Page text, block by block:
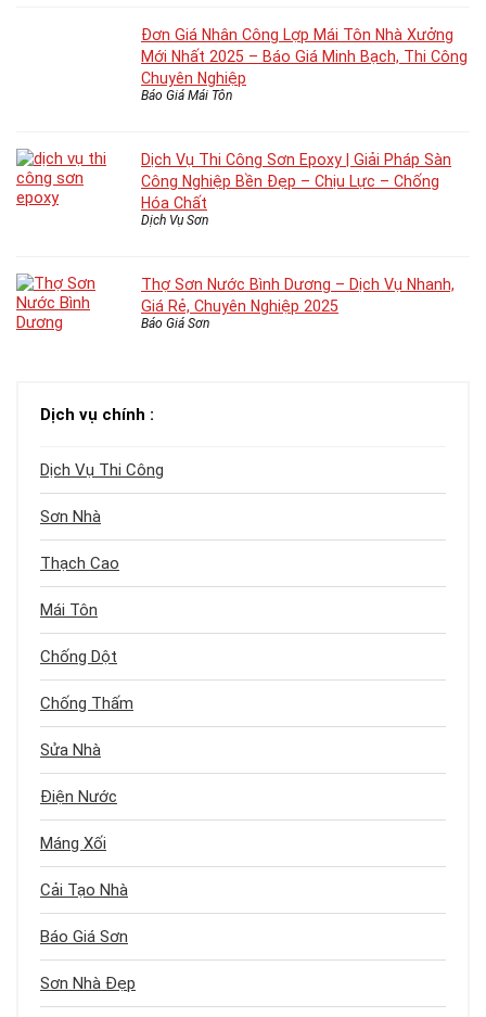
Đơn Giá Nhân Công Lợp Mái Tôn Nhà Xưởng
Mới Nhất 2025 – Báo Giá Minh Bạch, Thi Công
Chuyên Nghiệp
Báo Giá Mái Tôn
Dịch Vụ Thi Công Sơn Epoxy | Giải Pháp Sàn
Công Nghiệp Bền Đẹp – Chịu Lực – Chống
Hóa Chất
Dịch Vụ Sơn
Thợ Sơn Nước Bình Dương – Dịch Vụ Nhanh,
Giá Rẻ, Chuyên Nghiệp 2025
Báo Giá Sơn
Dịch vụ chính :
Dịch Vụ Thi Công
Sơn Nhà
Thạch Cao
Mái Tôn
Chống Dột
Chống Thấm
Sửa Nhà
Điện Nước
Máng Xối
Cải Tạo Nhà
Báo Giá Sơn
Sơn Nhà Đẹp